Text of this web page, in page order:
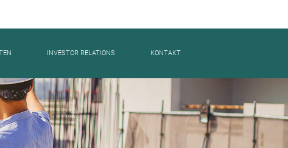
INVESTOR RELATIONS KONTAKT
WE16